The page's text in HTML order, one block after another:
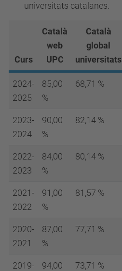
universitats catalanes.
Curs
Català
web
UPC
Català
global
universitats
2024-
2025
85,00
%
68,71 %
2023-
2024
90,00
%
82,14 %
2022-
2023
84,00
%
80,14 %
2021-
2022
91,00
%
81,57 %
2020-
2021
87,00
%
77,71 %
2019- 94,00 73,71 %